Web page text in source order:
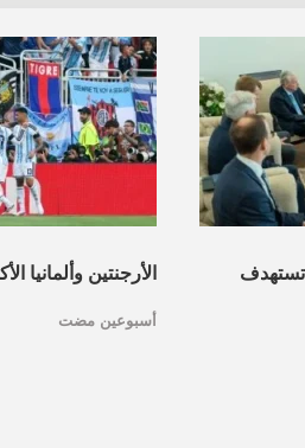
تستهدف الأرجنتين وألمانيا
أسبوعين مضت